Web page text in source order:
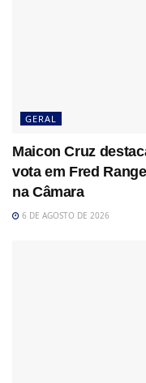
GERAL
Maicon Cruz
vota em Fred
na Câmara
6 DE AGOSTO DE 2026